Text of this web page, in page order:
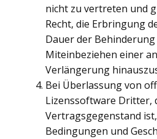
nicht zu vertreten und
Recht, die Erbringung
Dauer der Behinderung
Miteinbeziehen einer
Verlängerung
Bei Überlassung von
Lizenssoftware Dritter,
Vertragsgegenstand
Bedingungen und